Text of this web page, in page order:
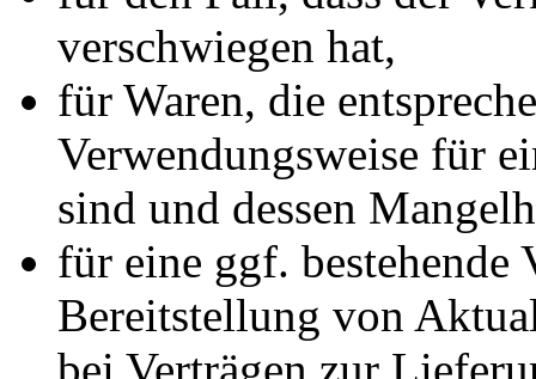
verschwiegen hat,
für Waren, die
Verwendungsweise für
sind und dessen
für eine ggf. bestehende
Bereitstellung von
bei Verträgen zur